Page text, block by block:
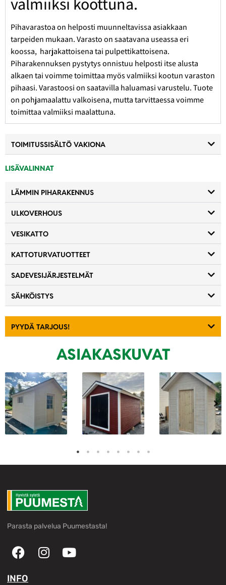
Pihavarastoa on helposti muunneltavissa asiakkaan
tarpeiden mukaan. Varasto on saatavana useassa eri
koossa, harjakattoisena tai pulpettikattoisena.
Piharakennuksen pystytys onnistuu helposti itse alusta
alkaen tai voimme toimittaa myös valmiiksi kootun varaston
pihaasi. Varastoosi on saatavilla haluamasi varustelu. Tuote
on pohjamaalattu valkoisena, mutta tarvittaessa voimme
toimittaa valmiiksi maalattuna.
TOIMITUSSISÄLTÖ VAKIONA
LISÄVALINNAT
LÄMMIN PIHARAKENNUS
ULKOVERHOUS
VESIKATTO
KATTOTURVATUOTTEET
SADEVESIJÄRJESTELMÄT
SÄHKÖISTYS
PYYDÄ TARJOUS!
ASIAKASKUVAT
Parasta palvelua Puumestasta!
INFO